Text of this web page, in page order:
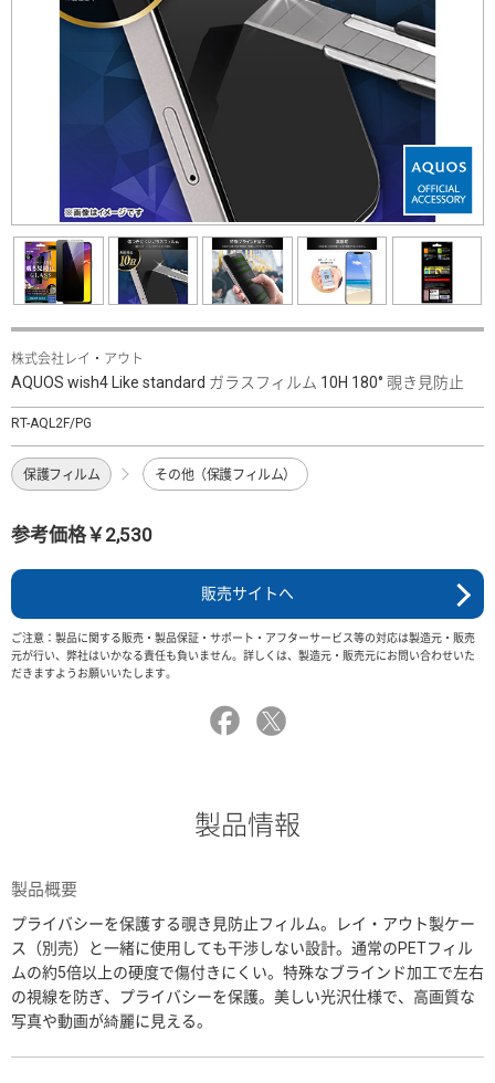
株式会社レイ・アウト
AQUOS wish4 Like standard ガラスフィルム 10H 180° 覗き見防止
RT-AQL2F/PG
保護フィルム その他（保護フィルム）
参考価格￥2,530
販売サイトへ
ご注意：製品に関する販売・製品保証・サポート・アフターサービス等の対応は製造元・販売
元が行い、弊社はいかなる責任も負いません。詳しくは、製造元・販売元にお問い合わせいた
だきますようお願いいたします。
製品情報
製品概要
プライバシーを保護する覗き見防止フィルム。レイ・アウト製ケー
ス（別売）と一緒に使用しても干渉しない設計。通常のPETフィル
ムの約5倍以上の硬度で傷付きにくい。特殊なブラインド加工で左右
の視線を防ぎ、プライバシーを保護。美しい光沢仕様で、高画質な
写真や動画が綺麗に見える。